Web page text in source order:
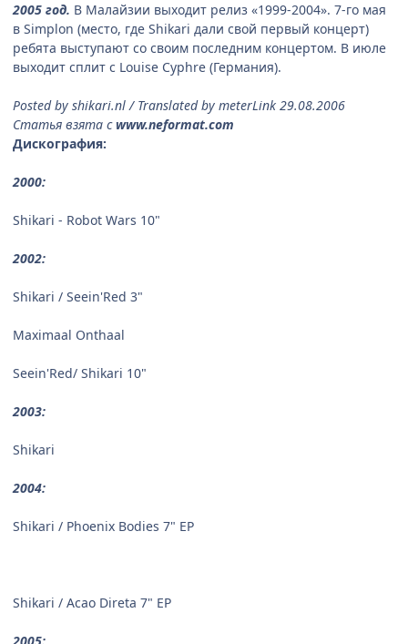
2005 год. В Малайзии выходит релиз «1999-2004». 7-го мая
в Simplon (место, где Shikari дали свой первый концерт)
ребята выступают со своим последним концертом. В июле
выходит сплит с Louise Cyphre (Германия).
Posted by shikari.nl / Translated by meterLink 29.08.2006
Статья взята с www.neformat.com
Дискография:
2000:
Shikari - Robot Wars 10"
2002:
Shikari / Seein'Red 3"
Maximaal Onthaal
Seein'Red/ Shikari 10"
2003:
Shikari
2004:
Shikari / Phoenix Bodies 7" EP
Shikari / Acao Direta 7" EP